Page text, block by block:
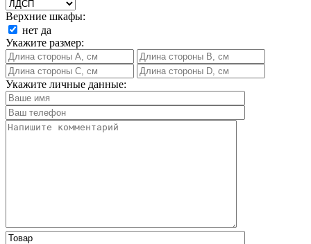
Верхние шкафы:
нет да
Укажите размер:
Укажите личные данные: